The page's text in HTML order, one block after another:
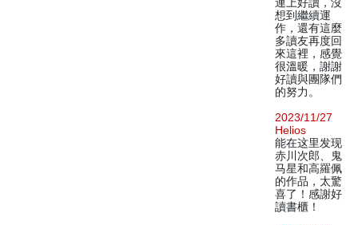
想到繼續運
作，還有這麼
多讀友再度回
來這裡，感覺
很溫暖，謝謝
好讀與團隊們
的努力。
2023/11/27
Helios
能在这里发现
赤川次郎、鬼
马星和高羅佩
的作品，太驚
喜了！感謝好
讀書櫃！